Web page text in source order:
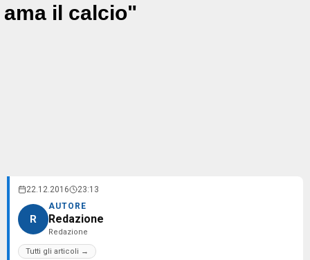
ama il calcio"
22.12.2016 23:13
R
AUTORE
Redazione
Redazione
Tutti gli articoli →